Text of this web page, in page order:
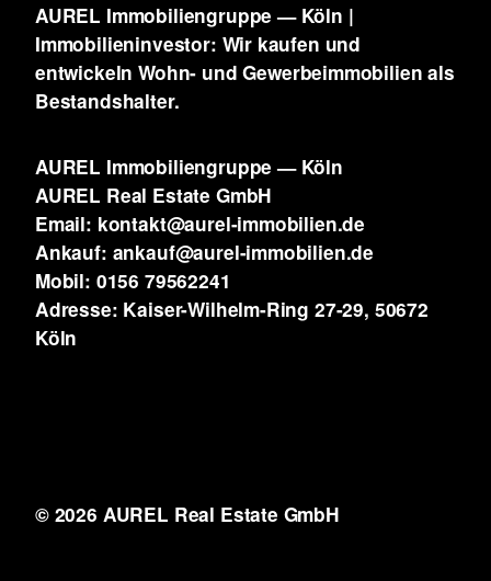
AUREL Immobiliengruppe — Köln |
Immobilieninvestor: Wir kaufen und
entwickelnWohn- und Gewerbeimmobilien als
Bestandshalter.
AUREL Immobiliengruppe — Köln
AUREL Real Estate GmbH
Email: kontakt@aurel-immobilien.de
Ankauf: ankauf@aurel-immobilien.de
Mobil: 0156 79562241
Adresse: Kaiser-Wilhelm-Ring 27-29, 50672
Köln
© 2026 AUREL Real Estate GmbH